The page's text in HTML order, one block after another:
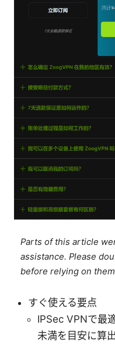
Parts of this article
assistance. Please
before relying on
すぐ使える要点
IPSec VPNで最
未満を目安に算